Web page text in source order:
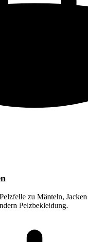
zu Mänteln,
Pelzbekleidung.